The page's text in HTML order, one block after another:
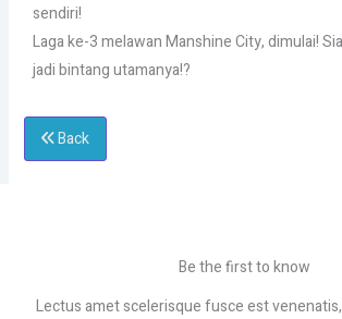
sendiri!
Laga ke-3 melawan Manshine City, dimulai!
jadi bintang utamanya!?
Back
Be the first to know
Lectus amet scelerisque fusce est